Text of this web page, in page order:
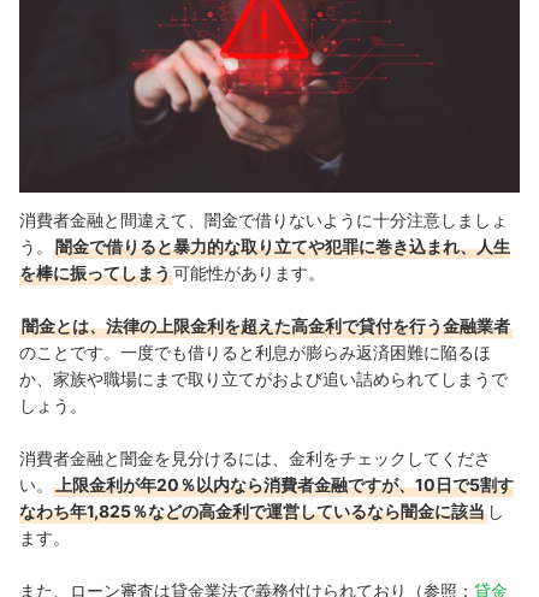
消費者金融と間違えて、闇金で借りないように十分注意しましょ
う。
闇金で借りると暴力的な取り立てや犯罪に巻き込まれ、人生
を棒に振ってしまう可能性があります。
闇金とは、法律の上限金利を超えた高金利で貸付を行う金融業者
のことです。一度でも借りると利息が膨らみ返済困難に陥るほ
か、家族や職場にまで取り立てがおよび追い詰められてしまうで
しょう。
消費者金融と闇金を見分けるには、金利をチェックしてくださ
い。
上限金利が年20％以内なら消費者金融ですが、10日で5割す
なわち年1,825％などの高金利で運営しているなら闇金に該当 し
ます。
また、ローン審査は貸金業法で義務付けられており（参照： 貸金